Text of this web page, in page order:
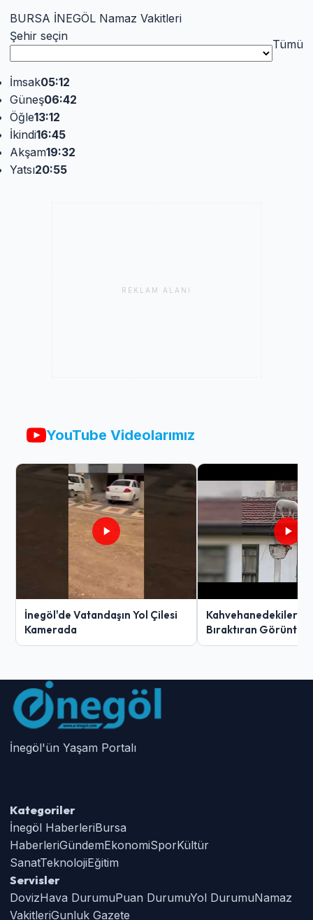
BURSA İNEGÖL Namaz Vakitleri
Şehir seçin
Tümü
İmsak05:12
Güneş06:42
Öğle13:12
İkindi16:45
Akşam19:32
Yatsı20:55
REKLAM ALANI
YouTube Videolarımız
İnegöl'de Vatandaşın Yol Çilesi
Kamerada
Kahvehanedekiler
Bıraktıran Görüntü!
İnegöl'ün Yaşam Portalı
Kategoriler
İnegöl HaberleriBursa
HaberleriGündemEkonomiSporKültür
SanatTeknolojiEğitim
Servisler
DovizHava DurumuPuan DurumuYol DurumuNamaz
VakitleriGunluk Gazete